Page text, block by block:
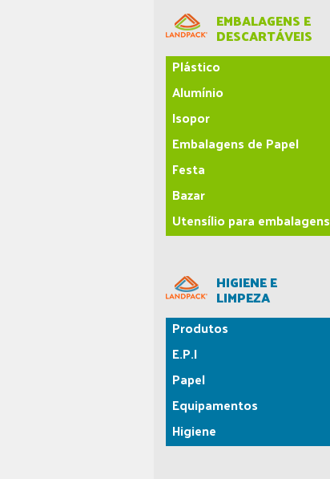
EMBALAGENS E
DESCARTÁVEIS
Plástico
Alumínio
Isopor
Embalagens de Papel
Festa
Bazar
Utensílio para embalagens
HIGIENE E
LIMPEZA
Produtos
E.P.I
Papel
Equipamentos
Higiene